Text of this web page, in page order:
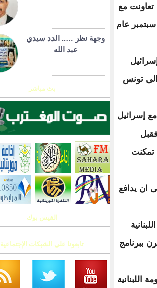
تعاونت مع
عام
تونس
إسرائيل
تمكنت
ان يدافع
اللبنانية
ببرنامج
اللبنانية
وجهة نظر ….. الدد سيدي
عبد الله
بث مباشر
الفيس بوك
تابعونا على الشبكات الإجتماعية